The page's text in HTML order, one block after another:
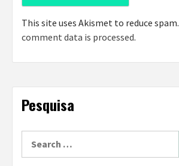
This site uses Akismet to reduce spam.
comment data is processed.
Pesquisa